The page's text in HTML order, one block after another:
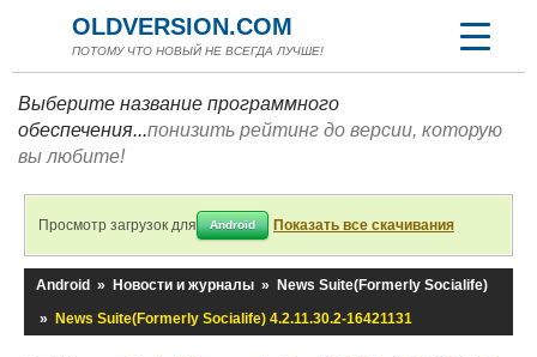
OLDVERSION.COM
ПОТОМУ ЧТО НОВЫЙ НЕ ВСЕГДА ЛУЧШЕ!
Выберите название программного
обеспечения...понизить рейтинг до версии, которую
вы любите!
Просмотр загрузок для Android Показать все скачивания
Android » Новости и журналы »
News Suite(Formerly Socialife)
»
News Suite(Formerly Socialife) 4.2.11.30.2-16421131